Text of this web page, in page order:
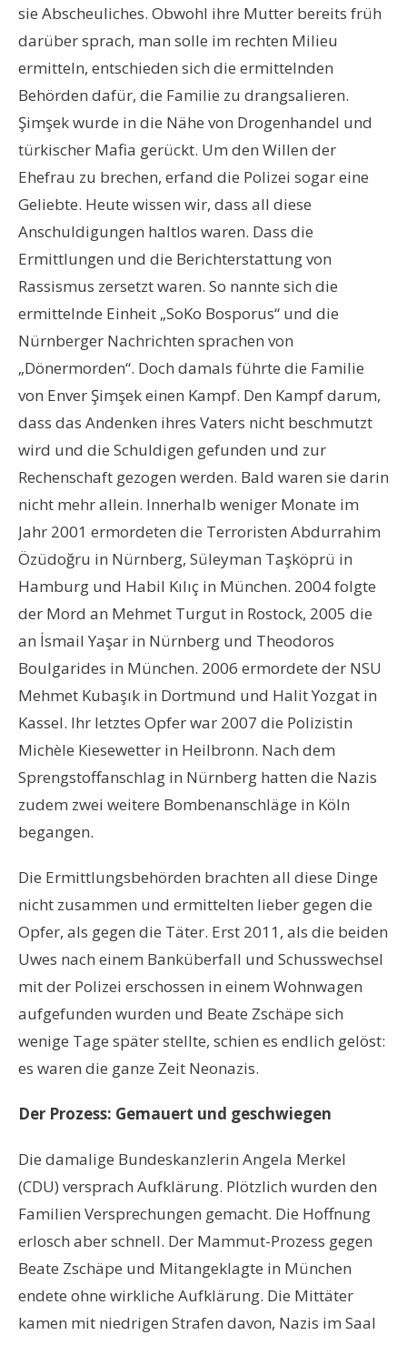
sie Abscheuliches. Obwohl ihre Mutter bereits früh
darüber sprach, man solle im rechten Milieu
ermitteln, entschieden sich die ermittelnden
Behörden dafür, die Familie zu drangsalieren.
Şimşek wurde in die Nähe von Drogenhandel und
türkischer Mafia gerückt. Um den Willen der
Ehefrau zu brechen, erfand die Polizei sogar eine
Geliebte. Heute wissen wir, dass all diese
Anschuldigungen haltlos waren. Dass die
Ermittlungen und die Berichterstattung von
Rassismus zersetzt waren. So nannte sich die
ermittelnde Einheit „SoKo Bosporus“ und die
Nürnberger Nachrichten sprachen von
„Dönermorden“. Doch damals führte die Familie
von Enver Şimşek einen Kampf. Den Kampf darum,
dass das Andenken ihres Vaters nicht beschmutzt
wird und die Schuldigen gefunden und zur
Rechenschaft gezogen werden. Bald waren sie darin
nicht mehr allein. Innerhalb weniger Monate im
Jahr 2001 ermordeten die Terroristen Abdurrahim
Özüdoğru in Nürnberg, Süleyman Taşköprü in
Hamburg und Habil Kılıç in München. 2004 folgte
der Mord an Mehmet Turgut in Rostock, 2005 die
an İsmail Yaşar in Nürnberg und Theodoros
Boulgarides in München. 2006 ermordete der NSU
Mehmet Kubaşık in Dortmund und Halit Yozgat in
Kassel. Ihr letztes Opfer war 2007 die Polizistin
Michèle Kiesewetter in Heilbronn. Nach dem
Sprengstoffanschlag in Nürnberg hatten die Nazis
zudem zwei weitere Bombenanschläge in Köln
begangen.
Die Ermittlungsbehörden brachten all diese Dinge
nicht zusammen und ermittelten lieber gegen die
Opfer, als gegen die Täter. Erst 2011, als die beiden
Uwes nach einem Banküberfall und Schusswechsel
mit der Polizei erschossen in einem Wohnwagen
aufgefunden wurden und Beate Zschäpe sich
wenige Tage später stellte, schien es endlich gelöst:
es waren die ganze Zeit Neonazis.
Der Prozess: Gemauert und geschwiegen
Die damalige Bundeskanzlerin Angela Merkel
(CDU) versprach Aufklärung. Plötzlich wurden den
Familien Versprechungen gemacht. Die Hoffnung
erlosch aber schnell. Der Mammut-Prozess gegen
Beate Zschäpe und Mitangeklagte in München
endete ohne wirkliche Aufklärung. Die Mittäter
kamen mit niedrigen Strafen davon, Nazis im Saal